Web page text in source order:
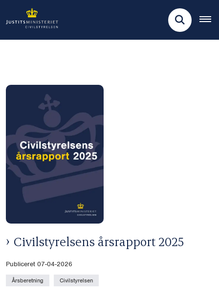
Civilstyrelsens årsrapport 2025
Publiceret 07-04-2026
Årsberetning Civilstyrelsen